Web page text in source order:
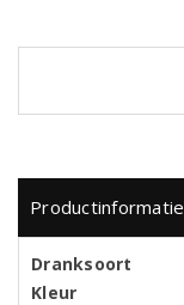
Productinformatie
Dranksoort
Kleur